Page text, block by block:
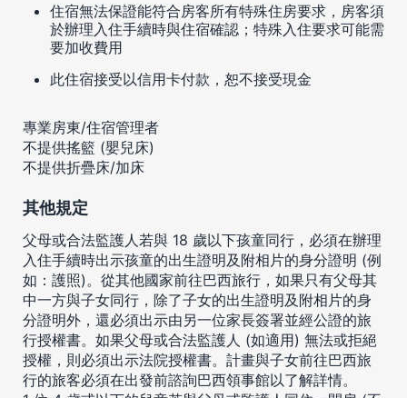
住宿無法保證能符合房客所有特殊住房要求，房客須
於辦理入住手續時與住宿確認；特殊入住要求可能需
要加收費用
此住宿接受以信用卡付款，恕不接受現金
專業房東/住宿管理者
不提供搖籃 (嬰兒床)
不提供折疊床/加床
其他規定
父母或合法監護人若與 18 歲以下孩童同行，必須在辦理
入住手續時出示孩童的出生證明及附相片的身分證明 (例
如：護照)。從其他國家前往巴西旅行，如果只有父母其
中一方與子女同行，除了子女的出生證明及附相片的身
分證明外，還必須出示由另一位家長簽署並經公證的旅
行授權書。如果父母或合法監護人 (如適用) 無法或拒絕
授權，則必須出示法院授權書。計畫與子女前往巴西旅
行的旅客必須在出發前諮詢巴西領事館以了解詳情。